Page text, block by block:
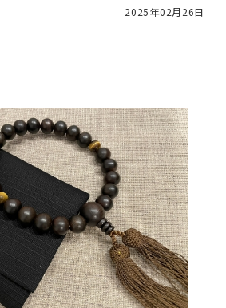
時間365日受付］
談・緊急のお問い合わせ
対応エリア：
尾道・三原・神石高原町・世羅
に、周辺地域も対応可能です。
2025年02月26日